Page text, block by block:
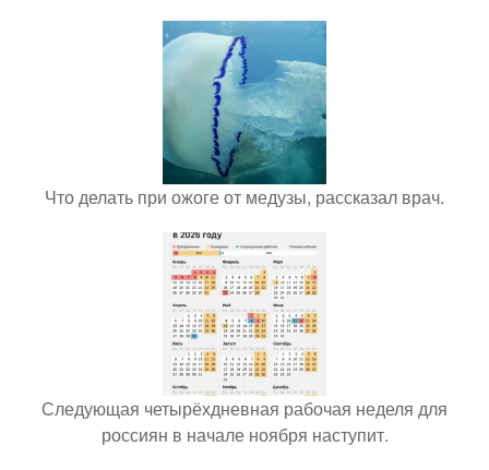
Что делать при ожоге от медузы, рассказал врач.
Следующая четырёхдневная рабочая неделя для
россиян в начале ноября наступит.